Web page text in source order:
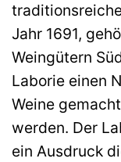
Jahr 1691,
Weingütern
Laborie einen
Weine
werden. Der
ein Ausdruck